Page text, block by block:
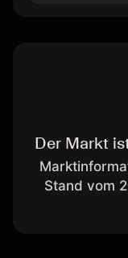
Der Markt
Stand vom